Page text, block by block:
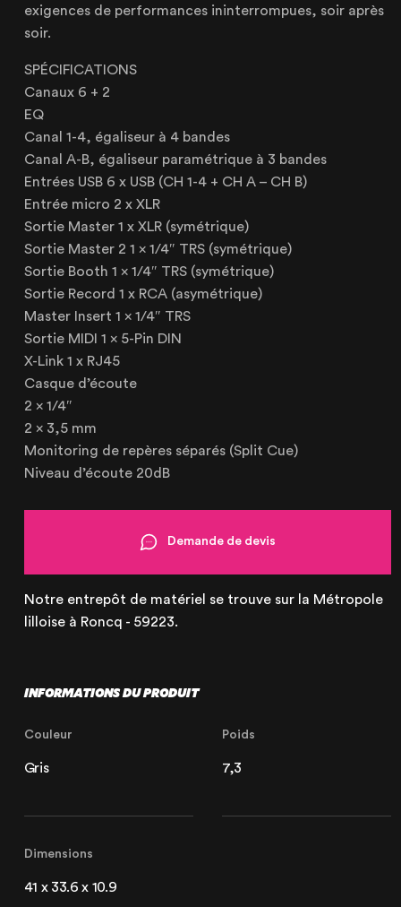
+33 (3) 20 72 39 98
exigences de performances ininterrompues, soir après
soir.
SPÉCIFICATIONS
Canaux 6 + 2
EQ
Canal 1-4, égaliseur à 4 bandes
Canal A-B, égaliseur paramétrique à 3 bandes
Entrées USB 6 x USB (CH 1-4 + CH A – CH B)
Entrée micro 2 x XLR
Sortie Master 1 x XLR (symétrique)
Sortie Master 2 1 x 1/4″ TRS (symétrique)
Sortie Booth 1 x 1/4″ TRS (symétrique)
Sortie Record 1 x RCA (asymétrique)
Master Insert 1 x 1/4″ TRS
Sortie MIDI 1 x 5-Pin DIN
X-Link 1 x RJ45
Casque d’écoute
2 x 1/4″
2 x 3,5 mm
Monitoring de repères séparés (Split Cue)
Niveau d’écoute 20dB
Demande de devis
Notre entrepôt de matériel se trouve sur la Métropole
lilloise à Roncq - 59223.
INFORMATIONS DU PRODUIT
Couleur
Gris
Poids
7,3
Dimensions
41 x 33.6 x 10.9